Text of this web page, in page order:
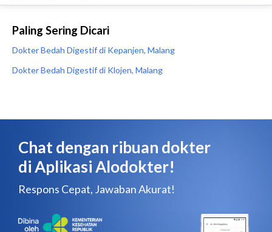
Paling Sering Dicari
Dokter Bedah Digestif di Kepanjen, Malang
Dokter Bedah Digestif di Klojen, Malang